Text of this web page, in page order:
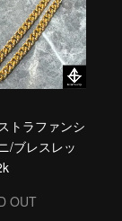
トラファンシ
/ブレスレッ
OUT